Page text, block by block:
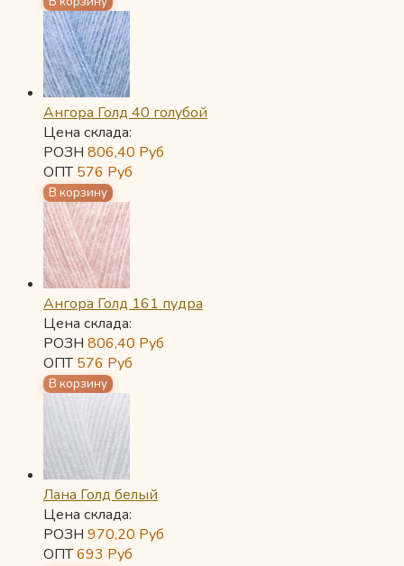
Ангора Голд 40 голубой
Цена склада:
РОЗН 806,40 Руб
ОПТ576 Руб
Ангора Голд 161 пудра
Цена склада:
РОЗН 806,40 Руб
ОПТ576 Руб
Лана Голд белый
Цена склада:
РОЗН 970,20 Руб
ОПТ693 Руб